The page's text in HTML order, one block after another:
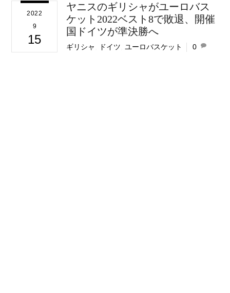
2022
9
15
ヤニスのギリシャがユーロバス
ケット2022ベスト8で敗退、開催
国ドイツが準決勝へ
ギリシャ ドイツ ,ユーロバスケット 0